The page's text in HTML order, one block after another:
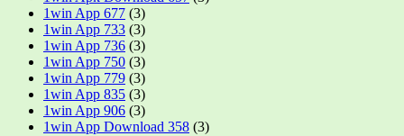
1win App 677 (3)
1win App 733 (3)
1win App 736 (3)
1win App 750 (3)
1win App 779 (3)
1win App 835 (3)
1win App 906 (3)
1win App Download 358 (3)